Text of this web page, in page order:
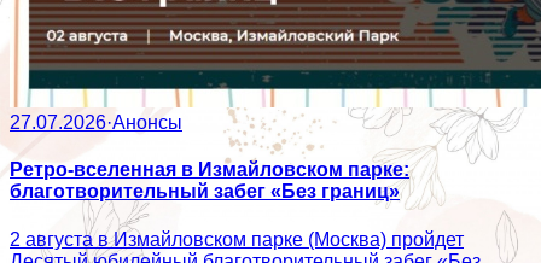
27.07.2026·Анонсы
Ретро-вселенная в Измайловском парке:
благотворительный забег «Без границ»
2 августа в Измайловском парке (Москва) пройдет